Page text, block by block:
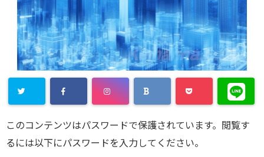
このコンテンツはパスワードで保護されています。閲覧す
るには以下にパスワードを入力してください。